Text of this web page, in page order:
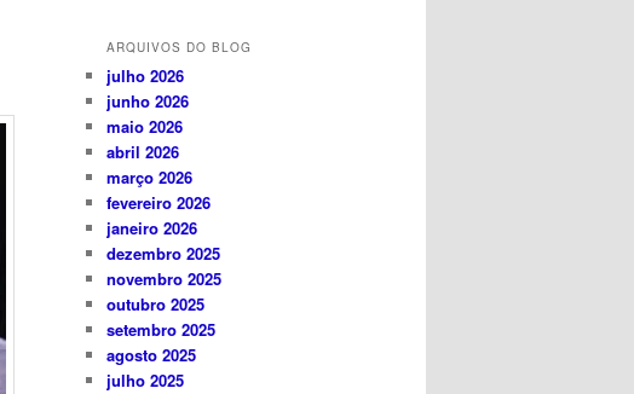
ARQUIVOS DO BLOG
julho 2026
junho 2026
maio 2026
abril 2026
março 2026
fevereiro 2026
janeiro 2026
dezembro 2025
novembro 2025
outubro 2025
setembro 2025
agosto 2025
julho 2025